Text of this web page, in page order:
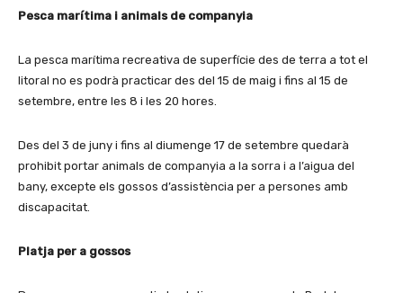
Pesca marítima i animals de companyia
La pesca marítima recreativa de superfície des de terra a tot el
litoral no es podrà practicar des del 15 de maig i fins al 15 de
setembre, entre les 8 i les 20 hores.
Des del 3 de juny i fins al diumenge 17 de setembre quedarà
prohibit portar animals de companyia a la sorra i a l’aigua del
bany, excepte els gossos d’assistència per a persones amb
discapacitat.
Platja per a gossos